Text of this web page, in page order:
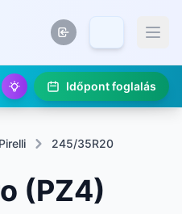
Időpont foglalás
Pirelli 245/35R20
(PZ4)